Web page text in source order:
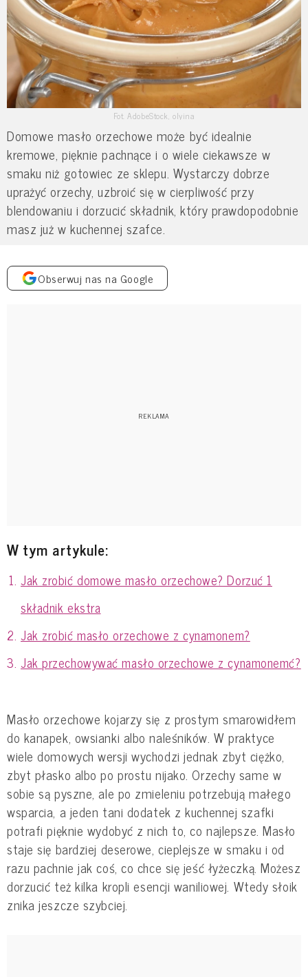
Fot. AdobeStock, olyina
Domowe masło orzechowe może być idealnie
kremowe, pięknie pachnące i o wiele ciekawsze w
smaku niż gotowiec ze sklepu. Wystarczy dobrze
uprażyć orzechy, uzbroić się w cierpliwość przy
blendowaniu i dorzucić składnik, który prawdopodobnie
masz już w kuchennej szafce.
Obserwuj nas na Google
W tym artykule:
Jak zrobić domowe masło orzechowe? Dorzuć 1
składnik ekstra
Jak zrobić masło orzechowe z cynamonem?
Jak przechowywać masło orzechowe z cynamonemć?
Masło orzechowe kojarzy się z prostym smarowidłem
do kanapek, owsianki albo naleśników. W praktyce
wiele domowych wersji wychodzi jednak zbyt ciężko,
zbyt płasko albo po prostu nijako. Orzechy same w
sobie są pyszne, ale po zmieleniu potrzebują małego
wsparcia, a jeden tani dodatek z kuchennej szafki
potrafi pięknie wydobyć z nich to, co najlepsze. Masło
staje się bardziej deserowe, cieplejsze w smaku i od
razu pachnie jak coś, co chce się jeść łyżeczką. Możesz
dorzucić też kilka kropli esencji waniliowej. Wtedy słoik
znika jeszcze szybciej.